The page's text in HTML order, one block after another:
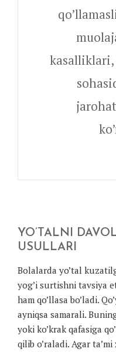
kasalliklari,
YO’TALNI
USULLARI
Bolalarda yo’tal
yog’i surtishni tavsiya
ham qo’llasa bo’ladi.
ayniqsa samarali.
yoki ko’krak qafasiga
qilib o’raladi. Agar